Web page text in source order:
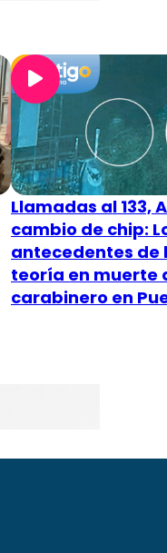
Llamadas al 133,
cambio de chip:
antecedentes de
teoría en muerte
carabinero en